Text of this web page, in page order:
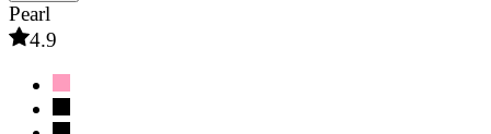
Pearl
4.9